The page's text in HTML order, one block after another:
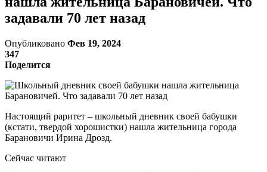
задавали 70 лет назад
Опубликовано Фев 19, 2024
347
Поделится
Настоящий раритет – школьный дневник своей бабушки
(кстати, твердой хорошистки) нашла жительница города
Барановичи Ирина Дрозд.
Сейчас читают